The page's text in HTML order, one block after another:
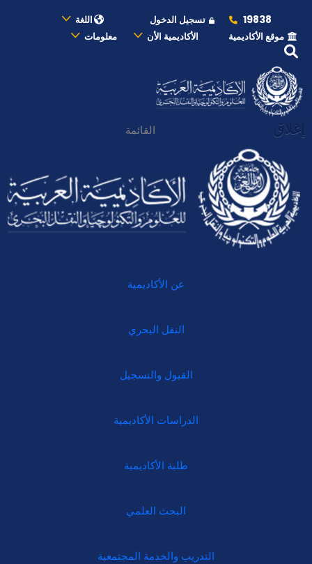
19838 تسجيل الدخول
اللغة
موقع الأكاديمية
الأكاديمية الأن معلومات
إغلاق القائمة
عن الأكاديمية
النقل البحري
القبول والتسجيل
الدراسات الأكاديمية
طلبة الأكاديمية
البحث العلمي
التدريب والخدمة المجتمعية